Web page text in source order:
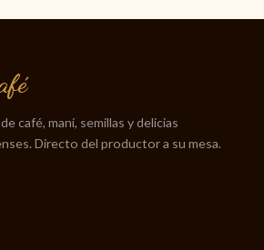
café, maní, semillas y delicias
Directo del productor a su mesa.